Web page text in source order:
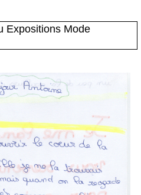
Expositions Mode